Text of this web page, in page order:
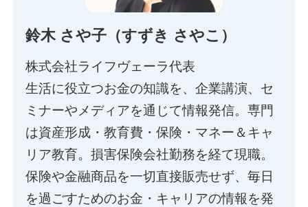
鈴木 さや子（すずき さやこ）
株式会社ライフヴェーラ代表
生活に役立つお金の知識を、企業講演、セ
ミナーやメディアを通じて情報発信。専門
は資産形成・教育費・保険・マネー＆キャ
リア教育。損害保険会社勤務を経て現職。
保険や金融商品を一切直接販売せず、毎日
を過ごすためのお金・キャリアの情報を発